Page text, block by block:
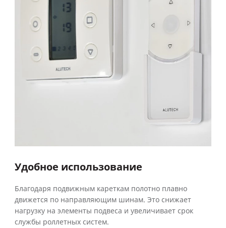
Удобное использование
Благодаря подвижным кареткам полотно плавно
движется по направляющим шинам. Это снижает
нагрузку на элементы подвеса и увеличивает срок
службы роллетных систем.